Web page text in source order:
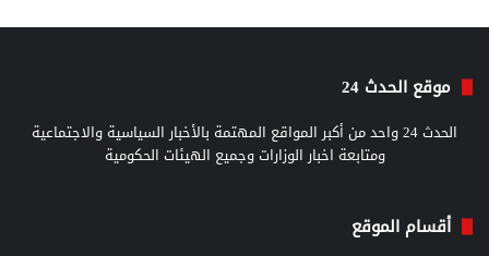
موقع الحدث 24
الحدث 24 واحد من أكبر المواقع المهتمة بالأخبار السياسية والاجتماعية
ومتابعة اخبار الوزارات وجميع الهيئات الحكومية
أقسام الموقع